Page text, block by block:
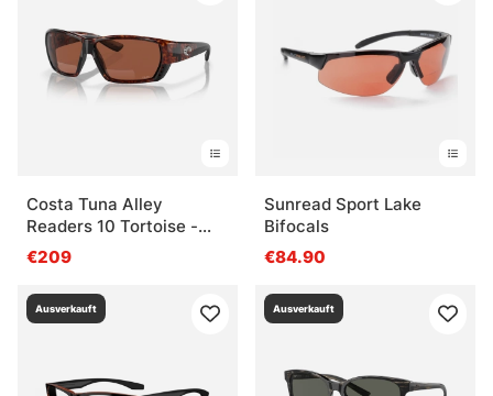
Costa Tuna Alley
Readers 10 Tortoise -
Copper 580P
€209
Sunread Sport Lake
Bifocals
€84.90
Ausverkauft Ausverkauft